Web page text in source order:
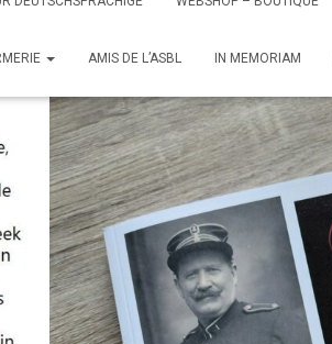
AMIS DE L’ASBL IN MEMORIAM